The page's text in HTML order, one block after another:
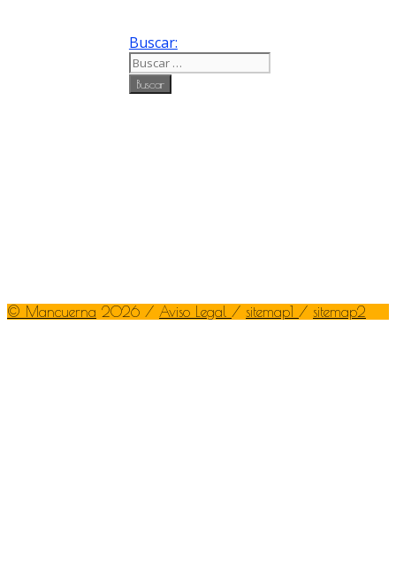
Buscar:
© Mancuerna 2026 / Aviso Legal / sitemap1 / sitemap2